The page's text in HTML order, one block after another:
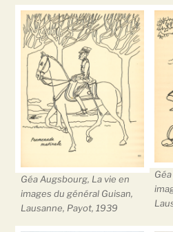
Géa Augsbourg, La vie en
images du général Guisan,
Lausanne, Payot, 1939